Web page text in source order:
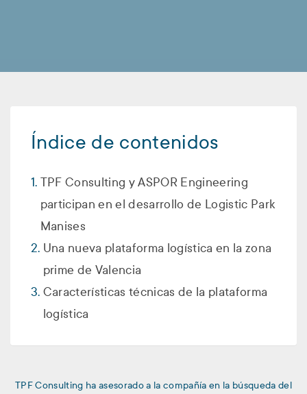
Índice de contenidos
TPF Consulting y ASPOR Engineering
participan en el desarrollo de Logistic Park
Manises
Una nueva plataforma logística en la zona
prime de Valencia
Características técnicas de la plataforma
logística
TPF Consulting ha asesorado a la compañía en la búsqueda del